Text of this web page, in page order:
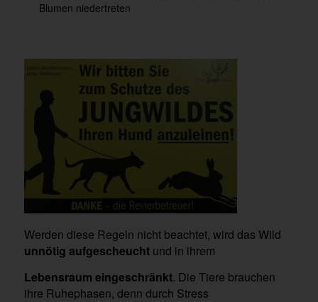
Blumen niedertreten
Werden diese Regeln nicht beachtet, wird das Wild
unnötig aufgescheuchtund in ihrem
Lebensraum eingeschränkt. Die Tiere brauchen
ihre Ruhephasen, denn durch Stress